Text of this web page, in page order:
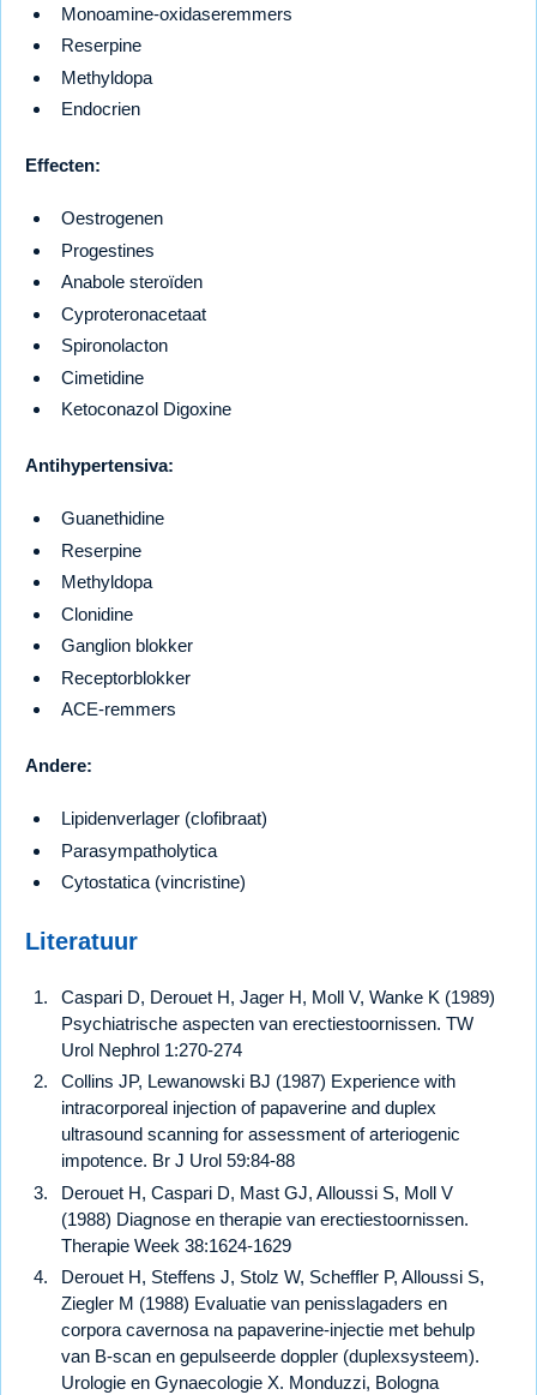
Monoamine-oxidaseremmers
Reserpine
Methyldopa
Endocrien
Effecten:
Oestrogenen
Progestines
Anabole steroïden
Cyproteronacetaat
Spironolacton
Cimetidine
Ketoconazol Digoxine
Antihypertensiva:
Guanethidine
Reserpine
Methyldopa
Clonidine
Ganglion blokker
Receptorblokker
ACE-remmers
Andere:
Lipidenverlager (clofibraat)
Parasympatholytica
Cytostatica (vincristine)
Literatuur
Caspari D, Derouet H, Jager H, Moll V, Wanke K (1989)
Psychiatrische aspecten van erectiestoornissen. TW
Urol Nephrol 1:270-274
Collins JP, Lewanowski BJ (1987) Experience with
intracorporeal injection of papaverine and duplex
ultrasound scanning for assessment of arteriogenic
impotence. Br J Urol 59:84-88
Derouet H, Caspari D, Mast GJ, Alloussi S, Moll V
(1988) Diagnose en therapie van erectiestoornissen.
Therapie Week 38:1624-1629
Derouet H, Steffens J, Stolz W, Scheffler P, Alloussi S,
Ziegler M (1988) Evaluatie van penisslagaders en
corpora cavernosa na papaverine-injectie met behulp
van B-scan en gepulseerde doppler (duplexsysteem).
Urologie en Gynaecologie X. Monduzzi, Bologna